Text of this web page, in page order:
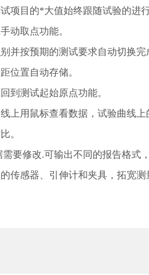
项目的*大值始终跟随试验的进
动取点功能。
并按预期的测试要求自动切换完
位置自动存储。
到测试起始原点功能。
上用鼠标查看数据，试验曲线
。
要修改.可输出不同的报告格式
传感器、引伸计和夹具，拓宽测